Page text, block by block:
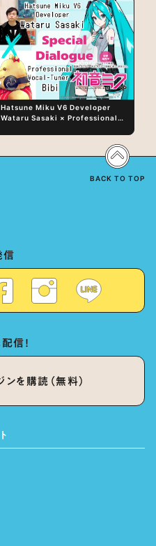
Hatsune Miku V6 Developer
Wataru Sasaki × Professional
Vocal Expression Lies in “Love
for the singing characters” and
信
信！
ンを購読（無料）
BACK TO TOP